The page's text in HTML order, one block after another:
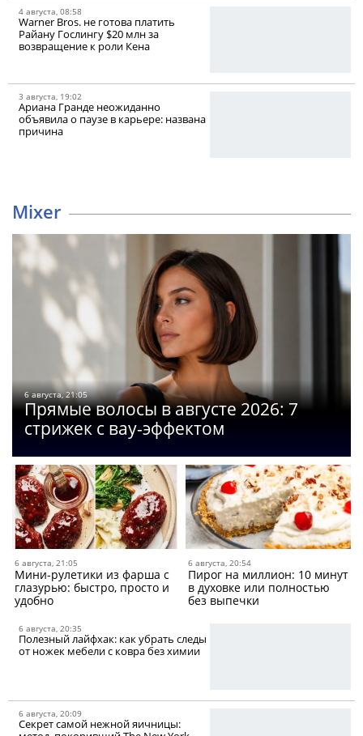
4 августа, 08:58
Warner Bros. не готова платить
Райану Гослингу $20 млн за
возвращение к роли Кена
3 августа, 19:02
Ариана Гранде неожиданно
объявила о паузе в карьере: названа
причина
Mixer
6 августа, 21:05
Прямые волосы в августе 2026: 7
стрижек с вау-эффектом
6 августа, 21:05
Мини-рулетики из фарша c
глазурью: быстро, просто и
удобно
6 августа, 20:54
Пирог на миллион: 10 минут
в духовке или полностью
без выпечки
6 августа, 20:35
Полезный лайфхак: как убрать следы
от ножек мебели с ковра без химии
6 августа, 20:09
Секрет самой нежной яичницы: